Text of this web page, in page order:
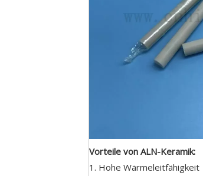
Vorteile von ALN-Keramik:
1. Hohe Wärmeleitfähigkeit